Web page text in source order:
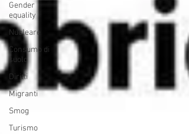
Gender
equality
Nucleare
Consumo di
suolo
Diritti
Migranti
Smog
Turismo